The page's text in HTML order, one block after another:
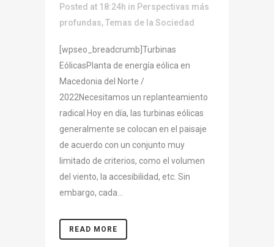
Posted at 18:24h in Perspectivas más
profundas,Temas de la Sociedad
[wpseo_breadcrumb]Turbinas
EólicasPlanta de energía eólica en
Macedonia del Norte /
2022Necesitamos un replanteamiento
radical.Hoy en día, las turbinas eólicas
generalmente se colocan en el paisaje
de acuerdo con un conjunto muy
limitado de criterios, como el volumen
del viento, la accesibilidad, etc. Sin
embargo, cada...
READ MORE